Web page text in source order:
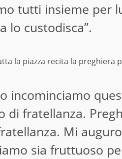
tutti insieme per
lo custodisca”.
la piazza recita la preghiera
incominciamo
di fratellanza.
Mi
sia fruttuoso